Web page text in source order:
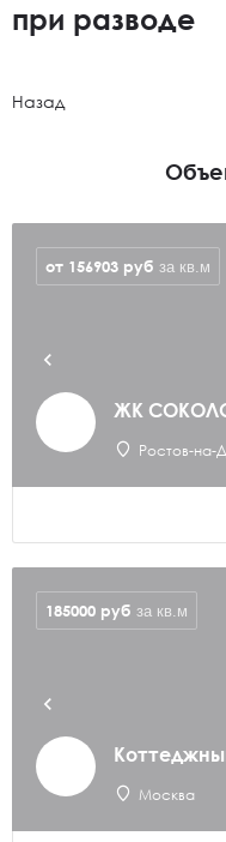
при разводе
Назад
ЖК
Ростов-на-
от 156903 руб за кв.м
Москва
185000 руб за кв.м